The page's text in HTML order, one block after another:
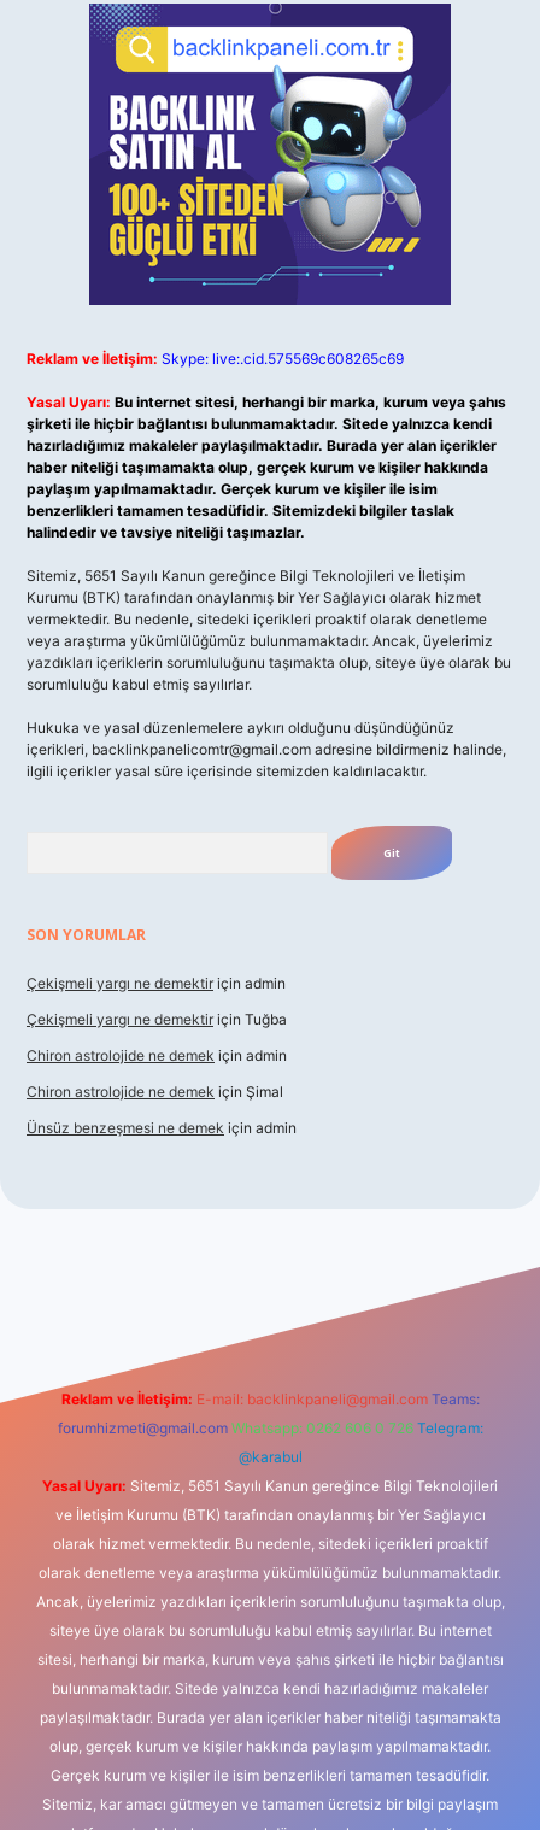
Reklam ve İletişim: Skype: live:.cid.575569c608265c69
Yasal Uyarı: Bu internet sitesi, herhangi bir marka, kurum veya şahıs
şirketi ile hiçbir bağlantısı bulunmamaktadır. Sitede yalnızca kendi
hazırladığımız makaleler paylaşılmaktadır. Burada yer alan içerikler
haber niteliği taşımamakta olup, gerçek kurum ve kişiler hakkında
paylaşım yapılmamaktadır. Gerçek kurum ve kişiler ile isim
benzerlikleri tamamen tesadüfidir. Sitemizdeki bilgiler taslak
halindedir ve tavsiye niteliği taşımazlar.
Sitemiz, 5651 Sayılı Kanun gereğince Bilgi Teknolojileri ve İletişim
Kurumu (BTK) tarafından onaylanmış bir Yer Sağlayıcı olarak hizmet
vermektedir. Bu nedenle, sitedeki içerikleri proaktif olarak denetleme
veya araştırma yükümlülüğümüz bulunmamaktadır. Ancak, üyelerimiz
yazdıkları içeriklerin sorumluluğunu taşımakta olup, siteye üye olarak bu
sorumluluğu kabul etmiş sayılırlar.
Hukuka ve yasal düzenlemelere aykırı olduğunu düşündüğünüz
içerikleri, backlinkpanelicomtr@gmail.com adresine bildirmeniz halinde,
ilgili içerikler yasal süre içerisinde sitemizden kaldırılacaktır.
SON YORUMLAR
Çekişmeli yargı ne demektir için admin
Çekişmeli yargı ne demektir için Tuğba
Chiron astrolojide ne demek için admin
Chiron astrolojide ne demek için Şimal
Ünsüz benzeşmesi ne demek için admin
Reklam ve İletişim: E-mail: backlinkpaneli@gmail.com Teams:
forumhizmeti@gmail.com Whatsapp: 0262 606 0 726 Telegram:
@karabul
Yasal Uyarı: Sitemiz, 5651 Sayılı Kanun gereğince Bilgi Teknolojileri
ve İletişim Kurumu (BTK) tarafından onaylanmış bir Yer Sağlayıcı
olarak hizmet vermektedir. Bu nedenle, sitedeki içerikleri proaktif
olarak denetleme veya araştırma yükümlülüğümüz bulunmamaktadır.
Ancak, üyelerimiz yazdıkları içeriklerin sorumluluğunu taşımakta olup,
siteye üye olarak bu sorumluluğu kabul etmiş sayılırlar. Bu internet
sitesi, herhangi bir marka, kurum veya şahıs şirketi ile hiçbir bağlantısı
bulunmamaktadır. Sitede yalnızca kendi hazırladığımız makaleler
paylaşılmaktadır. Burada yer alan içerikler haber niteliği taşımamakta
olup, gerçek kurum ve kişiler hakkında paylaşım yapılmamaktadır.
Gerçek kurum ve kişiler ile isim benzerlikleri tamamen tesadüfidir.
Sitemiz, kar amacı gütmeyen ve tamamen ücretsiz bir bilgi paylaşım